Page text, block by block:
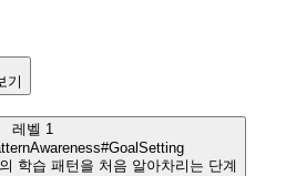
기
레벨 1
#GoalSetting
학습 패턴을 처음 알아차리는 단계